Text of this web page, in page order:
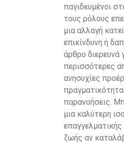
παγιδευμένοι
τους ρόλους
μια αλλαγή
επικίνδυνη ή
άρθρο διερευνά
περισσότερες
ανησυχίες
παρανοήσεις.
μια καλύτερη
ζωής αν